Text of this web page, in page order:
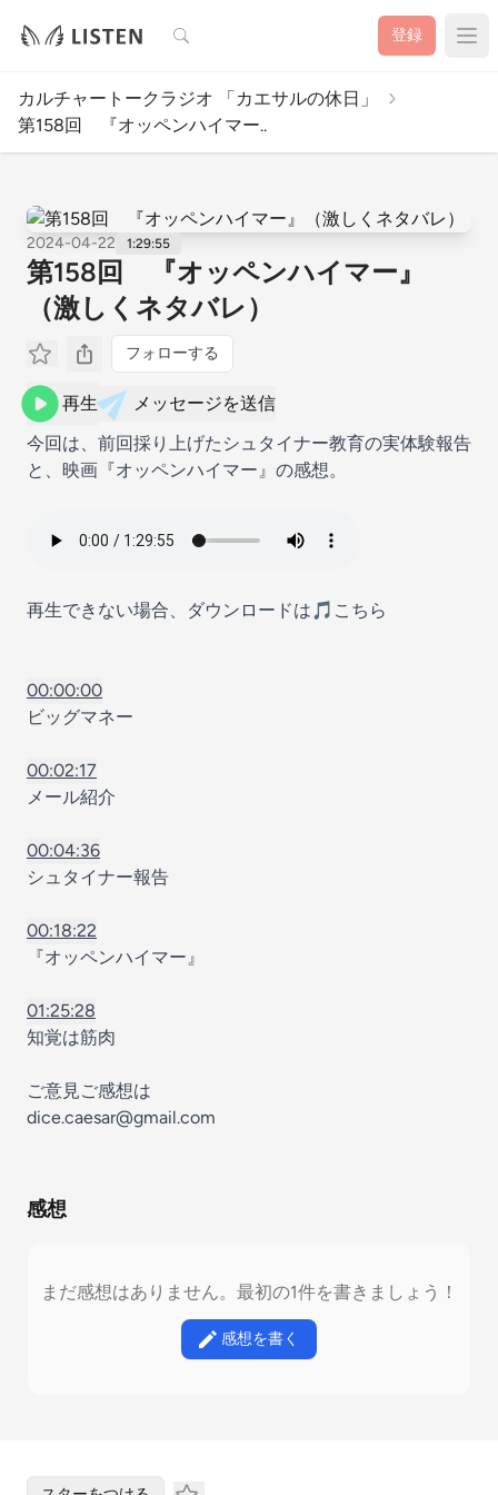
検索 登録
カルチャートークラジオ 「カエサルの休日」
第158回 『オッペンハイマー..
2024-04-22 1:29:55
第158回 『オッペンハイマー』
（激しくネタバレ）
フォローする
再生
メッセージを送信
今回は、前回採り上げたシュタイナー教育の実体験報告
と、映画『オッペンハイマー』の感想。
再生できない場合、ダウンロードは🎵 こちら
00:00:00
ビッグマネー
00:02:17
メール紹介
00:04:36
シュタイナー報告
00:18:22
『オッペンハイマー』
01:25:28
知覚は筋肉
ご意見ご感想は
dice.caesar@gmail.com
感想
まだ感想はありません。最初の1件を書きましょう！
感想を書く